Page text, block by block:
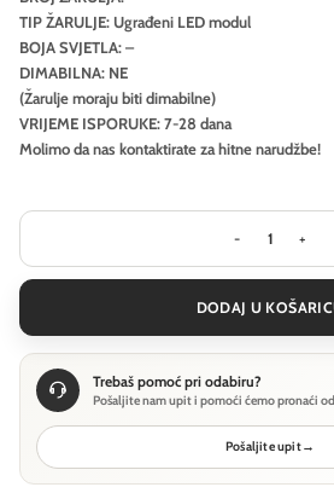
TIP ŽARULJE: Ugrađeni LED modul
BOJA SVJETLA: –
DIMABILNA: NE
(Žarulje moraju biti dimabilne)
VRIJEME ISPORUKE: 7-28 dana
Molimo da nas kontaktirate za hitne narudžbe!
Visilica
DODAJ U
Trebaš pomoć pri odabiru?
Pošaljite nam upit i pomoći ćemo pronaći
Pošaljite upit→